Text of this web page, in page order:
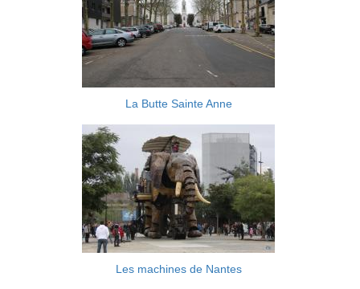
La Butte Sainte Anne
Les machines de Nantes